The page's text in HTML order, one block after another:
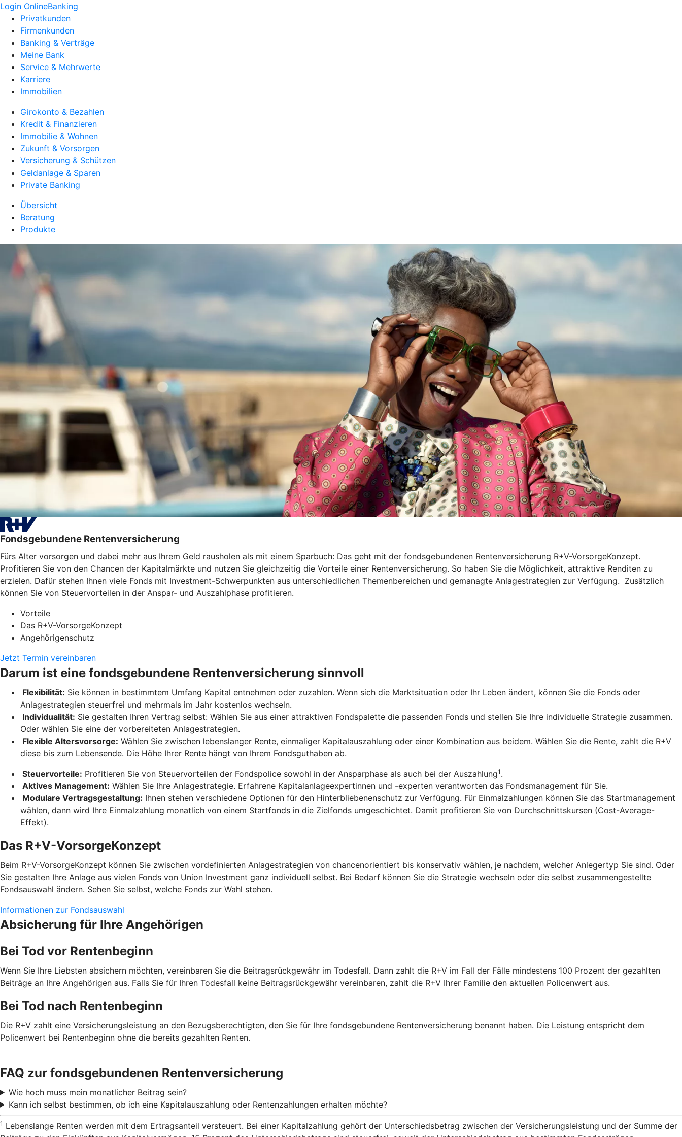
Login OnlineBanking
Privatkunden
Firmenkunden
Banking & Verträge
Meine Bank
Service & Mehrwerte
Karriere
Immobilien
Girokonto & Bezahlen
Kredit & Finanzieren
Immobilie & Wohnen
Zukunft & Vorsorgen
Versicherung & Schützen
Geldanlage & Sparen
Private Banking
Übersicht
Beratung
Produkte
Fondsgebundene Rentenversicherung
Fürs Alter vorsorgen und dabei mehr aus Ihrem Geld rausholen als mit einem Sparbuch: Das geht mit der fondsgebundenen Rentenversicherung R+V-VorsorgeKonzept.
Profitieren Sie von den Chancen der Kapitalmärkte und nutzen Sie gleichzeitig die Vorteile einer Rentenversicherung. So haben Sie die Möglichkeit, attraktive Renditen zu
erzielen. Dafür stehen Ihnen viele Fonds mit Investment-Schwerpunkten aus unterschiedlichen Themenbereichen und gemanagte Anlagestrategien zur Verfügung. Zusätzlich
können Sie von Steuervorteilen in der Anspar- und Auszahlphase profitieren.
Vorteile
Das R+V-VorsorgeKonzept
Angehörigenschutz
Jetzt Termin vereinbaren
Darum ist eine fondsgebundene Rentenversicherung sinnvoll
Flexibilität: Sie können in bestimmtem Umfang Kapital entnehmen oder zuzahlen. Wenn sich die Marktsituation oder Ihr Leben ändert, können Sie die Fonds oder
Anlagestrategien steuerfrei und mehrmals im Jahr kostenlos wechseln.
Individualität: Sie gestalten Ihren Vertrag selbst: Wählen Sie aus einer attraktiven Fondspalette die passenden Fonds und stellen Sie Ihre individuelle Strategie zusammen.
Oder wählen Sie eine der vorbereiteten Anlagestrategien.
Flexible Altersvorsorge: Wählen Sie zwischen lebenslanger Rente, einmaliger Kapitalauszahlung oder einer Kombination aus beidem. Wählen Sie die Rente, zahlt die R+V
diese bis zum Lebensende. Die Höhe Ihrer Rente hängt von Ihrem Fondsguthaben ab.
Steuervorteile: Profitieren Sie von Steuervorteilen der Fondspolice sowohl in der Ansparphase als auch bei der Auszahlung1 .
Aktives Management: Wählen Sie Ihre Anlagestrategie. Erfahrene Kapitalanlageexpertinnen und -experten verantworten das Fondsmanagement für Sie.
Modulare Vertragsgestaltung: Ihnen stehen verschiedene Optionen für den Hinterbliebenenschutz zur Verfügung. Für Einmalzahlungen können Sie das Startmanagement
wählen, dann wird Ihre Einmalzahlung monatlich von einem Startfonds in die Zielfonds umgeschichtet. Damit profitieren Sie von Durchschnittskursen (Cost-Average-
Effekt).
Das R+V-VorsorgeKonzept
Beim R+V-VorsorgeKonzept können Sie zwischen vordefinierten Anlagestrategien von chancenorientiert bis konservativ wählen, je nachdem, welcher Anlegertyp Sie sind. Oder
Sie gestalten Ihre Anlage aus vielen Fonds von Union Investment ganz individuell selbst. Bei Bedarf können Sie die Strategie wechseln oder die selbst zusammengestellte
Fondsauswahl ändern. Sehen Sie selbst, welche Fonds zur Wahl stehen.
Informationen zur Fondsauswahl
Absicherung für Ihre Angehörigen
Bei Tod vor Rentenbeginn
Wenn Sie Ihre Liebsten absichern möchten, vereinbaren Sie die Beitragsrückgewähr im Todesfall. Dann zahlt die R+V im Fall der Fälle mindestens 100 Prozent der gezahlten
Beiträge an Ihre Angehörigen aus. Falls Sie für Ihren Todesfall keine Beitragsrückgewähr vereinbaren, zahlt die R+V Ihrer Familie den aktuellen Policenwert aus.
Bei Tod nach Rentenbeginn
Die R+V zahlt eine Versicherungsleistung an den Bezugsberechtigten, den Sie für Ihre fondsgebundene Rentenversicherung benannt haben. Die Leistung entspricht dem
Policenwert bei Rentenbeginn ohne die bereits gezahlten Renten.
FAQ zur fondsgebundenen Rentenversicherung
Wie hoch muss mein monatlicher Beitrag sein?
Kann ich selbst bestimmen, ob ich eine Kapitalauszahlung oder Rentenzahlungen erhalten möchte?
1 Lebenslange Renten werden mit dem Ertragsanteil versteuert. Bei einer Kapitalzahlung gehört der Unterschiedsbetrag zwischen der Versicherungsleistung und der Summe der